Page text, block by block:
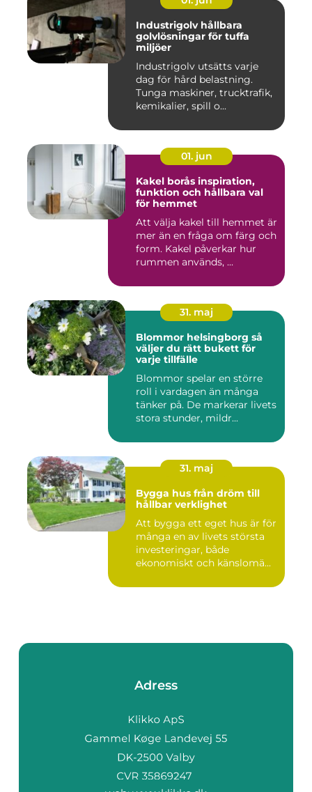
Industrigolv hållbara
golvlösningar för tuffa
miljöer
Industrigolv utsätts varje
dag för hård belastning.
Tunga maskiner, trucktrafik,
kemikalier, spill o...
01. jun
Kakel borås inspiration,
funktion och hållbara val
för hemmet
Att välja kakel till hemmet är
mer än en fråga om färg och
form. Kakel påverkar hur
rummen används, ...
31. maj
Blommor helsingborg så
väljer du rätt bukett för
varje tillfälle
Blommor spelar en större
roll i vardagen än många
tänker på. De markerar livets
stora stunder, mildr...
31. maj
Bygga hus från dröm till
hållbar verklighet
Att bygga ett eget hus är för
många en av livets största
investeringar, både
ekonomiskt och känslomä...
Adress